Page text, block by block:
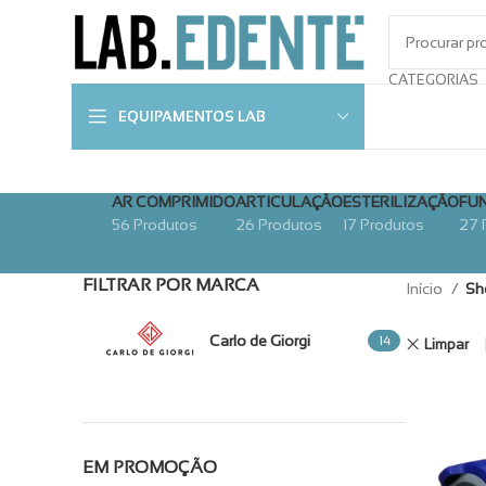
CATEGORIAS
EQUIPAMENTOS LAB
CAD/CAM
AR COMPRIMIDO
56 Produtos
ARTICULAÇÃO
26 Produtos
ESTERILIZAÇÃO
17 Produtos
27
FILTRAR POR MARCA
Carlo de Giorgi 14
EM PROMOÇÃO
Início
Limpar